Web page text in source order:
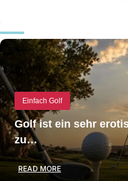
Einfach Golf
Golf ist ein sehr
zu…
READ MORE